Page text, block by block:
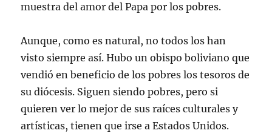
muestra del amor del Papa por los pobres.
Aunque, como es natural, no todos los han
visto siempre así. Hubo un obispo boliviano que
vendió en beneficio de los pobres los tesoros de
su diócesis. Siguen siendo pobres, pero si
quieren ver lo mejor de sus raíces culturales y
artísticas, tienen que irse a Estados Unidos.